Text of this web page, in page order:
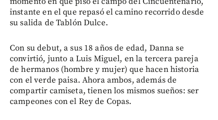
instante en el que repasó el camino recorrido desde
su salida de Tablón Dulce.
Con su debut, a sus 18 años de edad, Danna se
convirtió, junto a Luis Miguel, en la tercera pareja
de hermanos (hombre y mujer) que hacen historia
con el verde paisa. Ahora ambos, además de
compartir camiseta, tienen los mismos sueños: ser
campeones con el Rey de Copas.